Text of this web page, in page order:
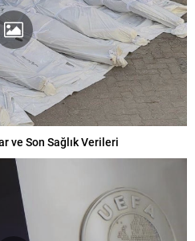
ve Son Sağlık Verileri